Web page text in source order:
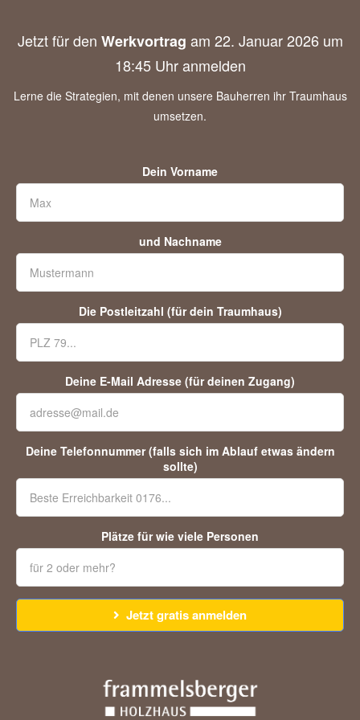
Jetzt für den Werkvortrag am 22. Januar 2026 um
18:45 Uhr anmelden
Lerne die Strategien, mit denen unsere Bauherren ihr Traumhaus
umsetzen.
Dein Vorname
und Nachname
Die Postleitzahl (für dein Traumhaus)
Deine E-Mail Adresse (für deinen Zugang)
Deine Telefonnummer (falls sich im Ablauf etwas ändern
sollte)
Plätze für wie viele Personen
Jetzt gratis anmelden